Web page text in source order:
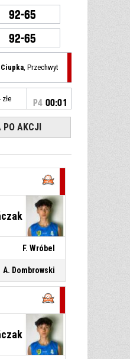
92-65
92-65
, Przechwyt
P4 00:01
, Rzut wolny 2z2
celny
przegrywają 27
, Rzut wolny 1z2
celny
Opolskie
przegrywają 28
, Faulowany(-a)
00:14
P400:14
92-63
AKCJI
F. Wróbel
A. Dombrowski